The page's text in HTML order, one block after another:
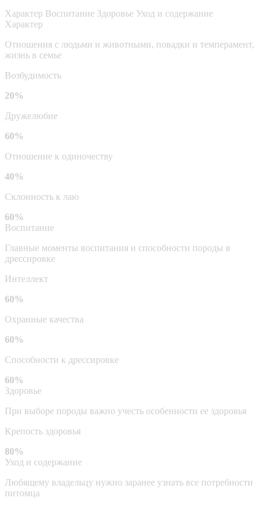
Характер Воспитание Здоровье Уход и содержание
Характер
Отношения с людьми и животными, повадки и темперамент,
жизнь в семье
Возбудимость
20%
Дружелюбие
60%
Отношение к одиночеству
40%
Склонность к лаю
60%
Воспитание
Главные моменты воспитания и способности породы в
дрессировке
Интеллект
60%
Охранные качества
60%
Способности к дрессировке
60%
Здоровье
При выборе породы важно учесть особенности ее здоровья
Крепость здоровья
80%
Уход и содержание
Любящему владельцу нужно заранее узнать все потребности
питомца